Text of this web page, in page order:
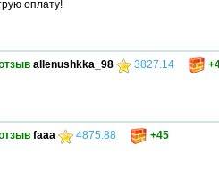
оплату!
allenushkka_98 3827.14
faaa 4875.88 +45